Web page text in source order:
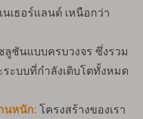
เธอร์แลนด์ เหนือกว่า
ลูชันแบบครบวงจร ซึ่งรวม
ะบบที่กำลังเติบโตทั้งหมด
นหนัก: โครงสร้างของเรา